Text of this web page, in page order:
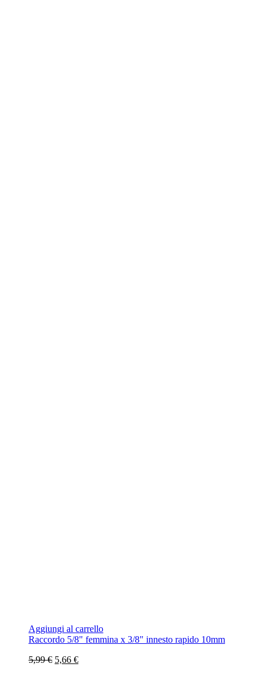
Aggiungi al carrello
Raccordo 5/8" femmina x 3/8" innesto rapido 10mm
5,99 € 5,66 €